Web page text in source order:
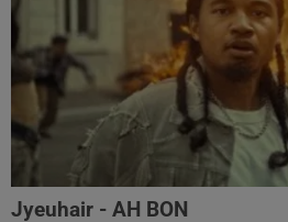
Jyeuhair - AH BON